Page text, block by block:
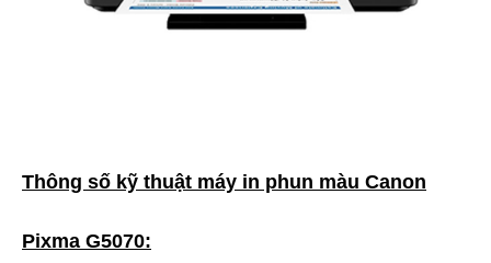
Thông số kỹ thuật máy in phun màu Canon
Pixma G5070: